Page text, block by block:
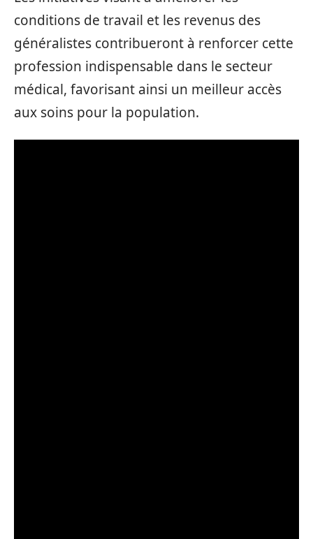
conditions de travail et les revenus des
généralistes contribueront à renforcer cette
profession indispensable dans le secteur
médical, favorisant ainsi un meilleur accès
aux soins pour la population.